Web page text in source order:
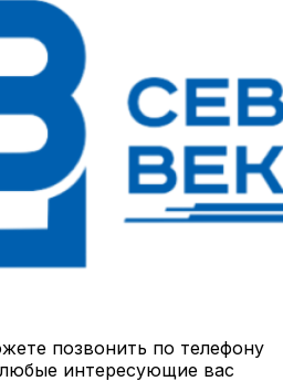
позвонить по телефону
интересующие вас